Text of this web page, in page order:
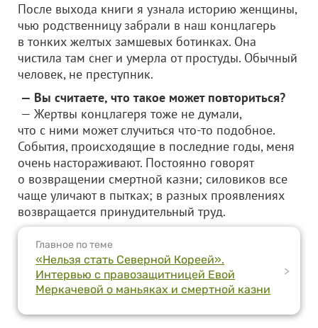
После выхода книги я узнала историю женщины,
чью родственницу забрали в наш концлагерь
в тонких желтых замшевых ботинках. Она
чистила там снег и умерла от простуды. Обычный
человек, не преступник.
— Вы считаете, что такое может повториться?
— Жертвы концлагеря тоже не думали,
что с ними может случиться что-то подобное.
События, происходящие в последние годы, меня
очень настораживают. Постоянно говорят
о возвращении смертной казни; силовиков все
чаще уличают в пытках; в разных проявлениях
возвращается принудительный труд.
Главное по теме
«Нельзя стать Северной Кореей».
Интервью с правозащитницей Евой
Меркачевой о маньяках и смертной казни
>